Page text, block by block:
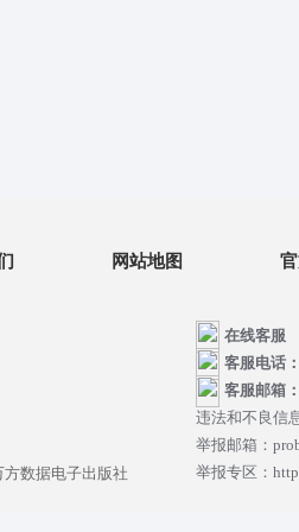
网站地图
数据电子出版社
在线客服
客服电话
客服邮箱
违法和不良信
举报邮箱：
举报专区：